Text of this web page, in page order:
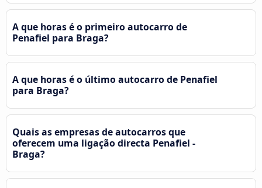
A que horas é o primeiro autocarro de
Penafiel para Braga?
A que horas é o último autocarro de Penafiel
para Braga?
Quais as empresas de autocarros que
oferecem uma ligação directa Penafiel -
Braga?